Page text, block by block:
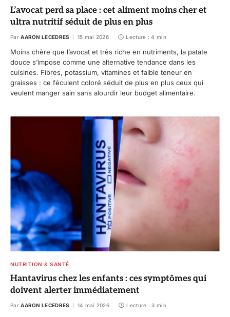
L’avocat perd sa place : cet aliment moins cher et
ultra nutritif séduit de plus en plus
Par AARON LECEDRES 15 mai 2026 Lecture : 4 min
Moins chère que l’avocat et très riche en nutriments, la patate
douce s’impose comme une alternative tendance dans les
cuisines. Fibres, potassium, vitamines et faible teneur en
graisses : ce féculent coloré séduit de plus en plus ceux qui
veulent manger sain sans alourdir leur budget alimentaire.
NUTRITION & SANTÉ
Hantavirus chez les enfants : ces symptômes qui
doivent alerter immédiatement
Par AARON LECEDRES 14 mai 2026 Lecture : 3 min